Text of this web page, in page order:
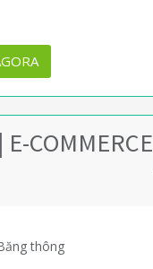
COMMERCE
thông